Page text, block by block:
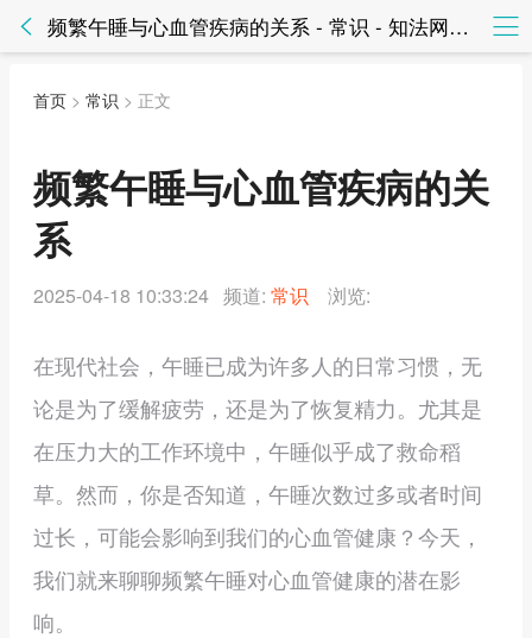
频繁午睡与心血管疾病的关系 - 常识 - 知法网知法网
首页 > 常识 > 正文
频繁午睡与心血管疾病的关
系
2025-04-18 10:33:24 频道: 常识 浏览:
在现代社会，午睡已成为许多人的日常习惯，无
论是为了缓解疲劳，还是为了恢复精力。尤其是
在压力大的工作环境中，午睡似乎成了救命稻
草。然而，你是否知道，午睡次数过多或者时间
过长，可能会影响到我们的心血管健康？今天，
我们就来聊聊频繁午睡对心血管健康的潜在影
响。